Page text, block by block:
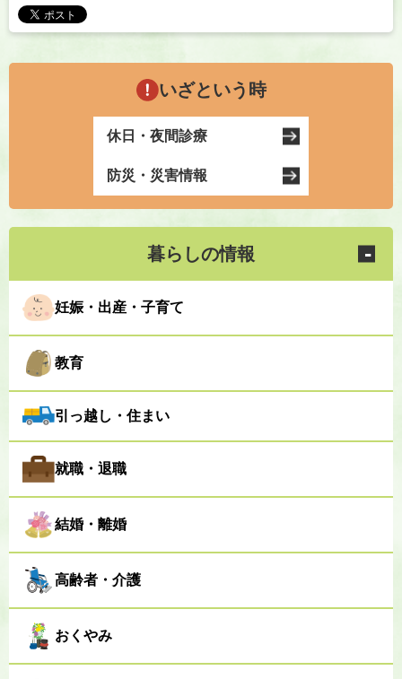
いざという時
休日・夜間診療
防災・災害情報
暮らしの情報
妊娠・出産・子育て
教育
引っ越し・住まい
就職・退職
結婚・離婚
高齢者・介護
おくやみ